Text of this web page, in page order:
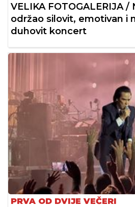
VELIKA FOTOGALERIJA /
održao silovit, emotivan i
duhovit koncert
PRVA OD DVIJE VEČERI